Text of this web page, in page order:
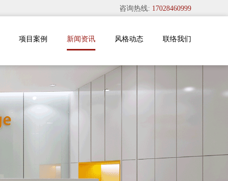
咨询热线: 17028460999
联络我们
风格动态
新闻资讯
项目案例